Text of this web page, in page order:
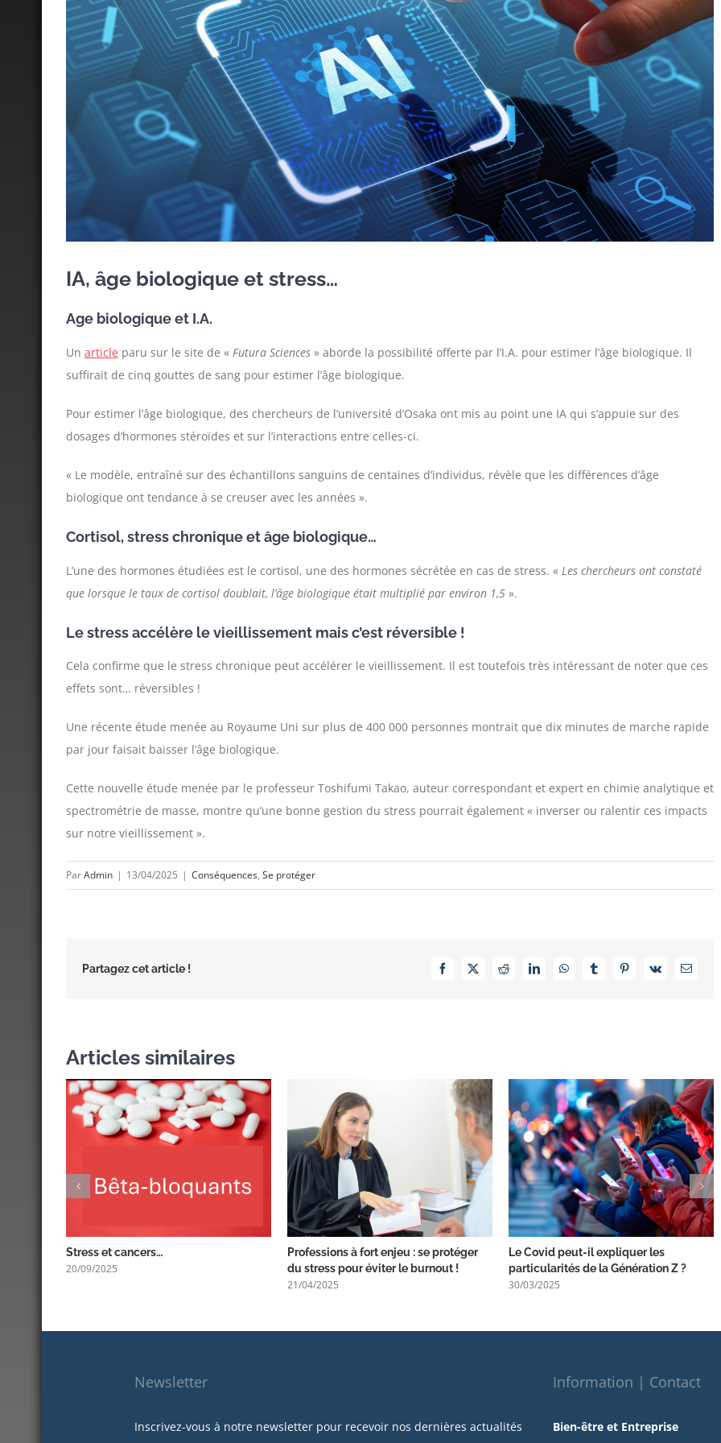
IA, âge biologique et stress…
Age biologique et I.A.
Un article paru sur le site de « Futura Sciences » aborde la possibilité offerte par l’I.A. pour estimer l’âge biologique. Il
suffirait de cinq gouttes de sang pour estimer l’âge biologique.
Pour estimer l’âge biologique, des chercheurs de l’université d’Osaka ont mis au point une IA qui s’appuie sur des
dosages d’hormones stéroïdes et sur l’interactions entre celles-ci.
« Le modèle, entraîné sur des échantillons sanguins de centaines d’individus, révèle que les différences d’âge
biologique ont tendance à se creuser avec les années ».
Cortisol, stress chronique et âge biologique…
L’une des hormones étudiées est le cortisol, une des hormones sécrétée en cas de stress. « Les chercheurs ont constaté
que lorsque le taux de cortisol doublait, l’âge biologique était multiplié par environ 1,5 ».
Le stress accélère le vieillissement mais c’est réversible !
Cela confirme que le stress chronique peut accélérer le vieillissement. Il est toutefois très intéressant de noter que ces
effets sont… réversibles !
Une récente étude menée au Royaume Uni sur plus de 400 000 personnes montrait que dix minutes de marche rapide
par jour faisait baisser l’âge biologique.
Cette nouvelle étude menée par le professeur Toshifumi Takao, auteur correspondant et expert en chimie analytique et
spectrométrie de masse, montre qu’une bonne gestion du stress pourrait également « inverser ou ralentir ces impacts
sur notre vieillissement ».
ParAdmin | 13/04/2025 | Conséquences, Se protéger
Partagez cet article ! Facebook
X RedditLinkedInWhatsAppTumblrPinterest
Vk Email
Articles similaires
Stress et cancers…
20/09/2025
Professions à fort enjeu : se protéger
du stress pour éviter le burnout !
21/04/2025
Le Covid peut-il expliquer les
particularités de la Génération Z ?
30/03/2025
Newsletter
Inscrivez-vous à notre newsletter pour recevoir nos dernières actualités
Information | Contact
Bien-être et Entreprise